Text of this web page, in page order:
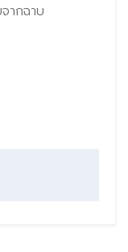
ากฉาบ